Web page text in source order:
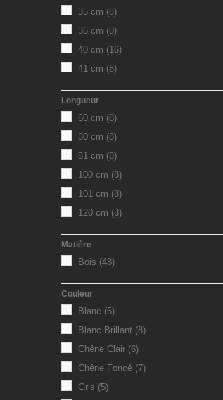
35 cm (8)
36 cm (8)
40 cm (16)
41 cm (8)
Longueur
60 cm (8)
80 cm (8)
81 cm (8)
100 cm (8)
101 cm (8)
120 cm (8)
Matière
Bois (48)
Couleur
Blanc (5)
Blanc Brillant (8)
Chêne Clair (6)
Chêne Foncé (7)
Gris (5)